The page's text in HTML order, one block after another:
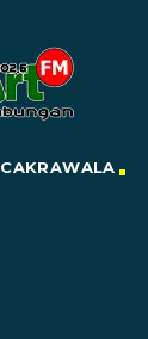
CAKRAWALA